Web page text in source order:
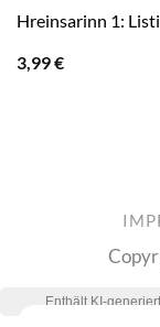
Hreinsarinn 1:
3,99€